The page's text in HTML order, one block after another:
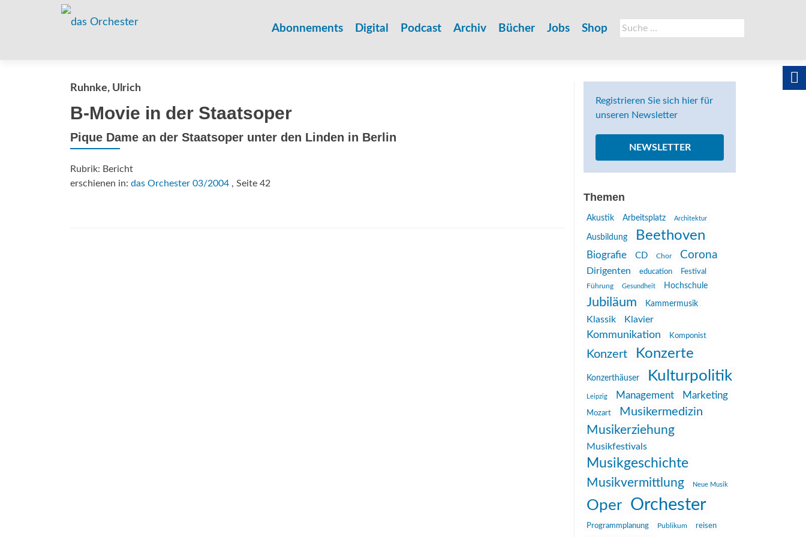
Suche
nach:
Abonnements Digital Podcast Archiv Bücher Jobs Shop
Ruhnke, Ulrich
B-Movie in der Staatsoper
Pique Dame an der Staatsoper unter den Linden in Berlin
Rubrik: Bericht
erschienen in: das Orchester 03/2004 , Seite 42
Registrieren Sie sich hier für
unseren Newsletter
NEWSLETTER
Themen
Akustik Arbeitsplatz Architektur
Ausbildung Beethoven
Biografie CD Chor Corona
Dirigenten education
Festival
Führung
Gesundheit Hochschule
Jubiläum Kammermusik
Klassik Klavier
Kommunikation Komponist
Konzert Konzerte
Konzerthäuser Kulturpolitik
Leipzig Management Marketing
Mozart Musikermedizin
Musikerziehung
Musikfestivals
Musikgeschichte
Musikvermittlung Neue Musik
Oper Orchester
Programmplanung Publikum reisen